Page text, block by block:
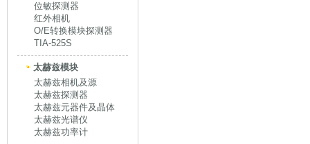
位敏探测器
红外相机
O/E转换模块探测器
TIA-525S
太赫兹模块
太赫兹相机及源
太赫兹探测器
太赫兹元器件及晶体
太赫兹光谱仪
太赫兹功率计